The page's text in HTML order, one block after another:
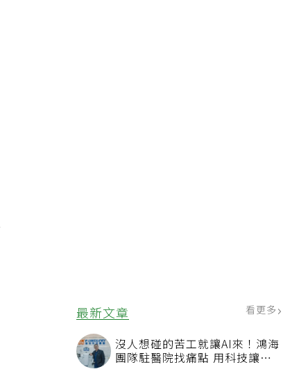
最新文章 看更多
沒人想碰的苦工就讓AI來！鴻海
團隊駐醫院找痛點 用科技讓醫